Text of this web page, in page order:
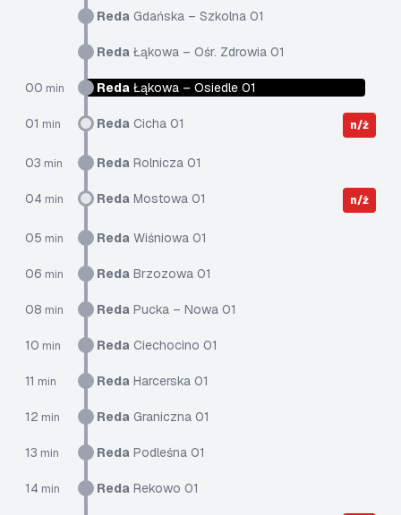
Reda Gdańska – Szkolna 01
Reda Łąkowa – Ośr. Zdrowia 01
00 min Reda Łąkowa – Osiedle 01
01 min Reda Cicha 01 n/ż
03 min Reda Rolnicza 01
04 min Reda Mostowa 01 n/ż
05 min Reda Wiśniowa 01
06 min Reda Brzozowa 01
08 min Reda Pucka – Nowa 01
10 min Reda Ciechocino 01
11 min Reda Harcerska 01
12 min Reda Graniczna 01
13 min Reda Podleśna 01
14 min Reda Rekowo 01